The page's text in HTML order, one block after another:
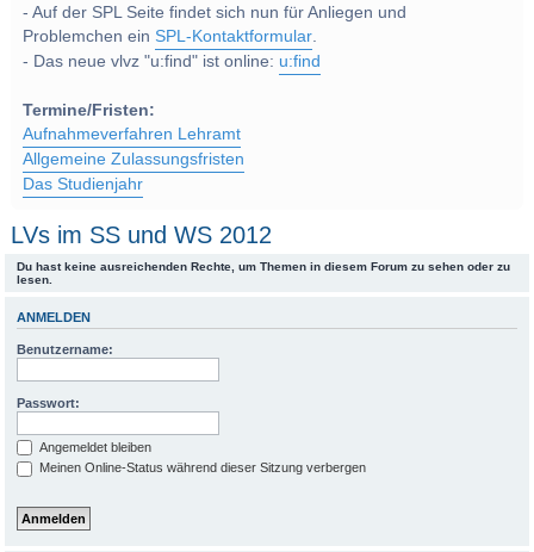
- Auf der SPL Seite findet sich nun für Anliegen und
Problemchen einSPL-Kontaktformular.
- Das neue vlvz "u:find" ist online: u:find
Termine/Fristen:
Aufnahmeverfahren Lehramt
Allgemeine Zulassungsfristen
Das Studienjahr
LVs im SS und WS 2012
Du hast keine ausreichenden Rechte, um Themen in diesem Forum zu sehen oder zu
lesen.
ANMELDEN
Benutzername:
Passwort:
Angemeldet bleiben
Meinen Online-Status während dieser Sitzung verbergen